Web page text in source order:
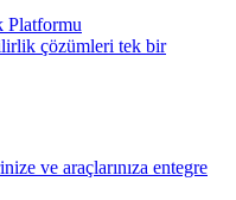
çözümleri tek bir
ve araçlarınıza entegre